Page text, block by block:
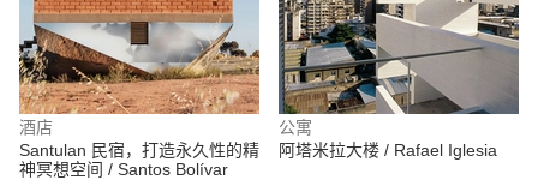
酒店
Santulan 民宿，打造永久性的精
神冥想空间 / Santos Bolívar
公寓
阿塔米拉大楼 / Rafael Iglesia